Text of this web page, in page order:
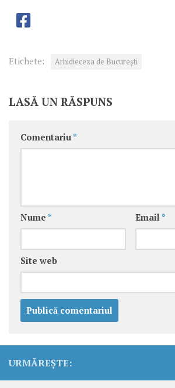
Etichete: Arhidieceza de București
LASĂ UN RĂSPUNS
Comentariu *
Nume * Email *
Site web
URMĂREȘTE: